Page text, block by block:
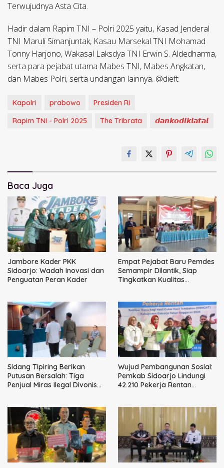
Terwujudnya Asta Cita.
Hadir dalam Rapim TNI – Polri 2025 yaitu, Kasad Jenderal
TNI Maruli Simanjuntak, Kasau Marsekal TNI Mohamad
Tonny Harjono, Wakasal Laksdya TNI Erwin S. Aldedharma,
serta para pejabat utama Mabes TNI, Mabes Angkatan,
dan Mabes Polri, serta undangan lainnya. @dieft
Kapolri prabowo
Presiden RI
Rapim TNI - Polri 2025
The Tribrata 𝙙𝙖𝙣𝙠𝙤𝙙𝙞𝙠𝙡𝙖𝙩𝙖𝙡
Baca Juga
Jambore Kader PKK
Sidoarjo: Wadah Inovasi dan
Penguatan Peran Kader
Empat Pejabat Baru Pemdes
Semampir Dilantik, Siap
Tingkatkan Kualitas
Sidang Tipiring Berikan
Putusan Bersalah: Tiga
Penjual Miras Ilegal Divonis
Wujud Pembangunan Sosial:
Pemkab Sidoarjo Lindungi
42.210 Pekerja Rentan